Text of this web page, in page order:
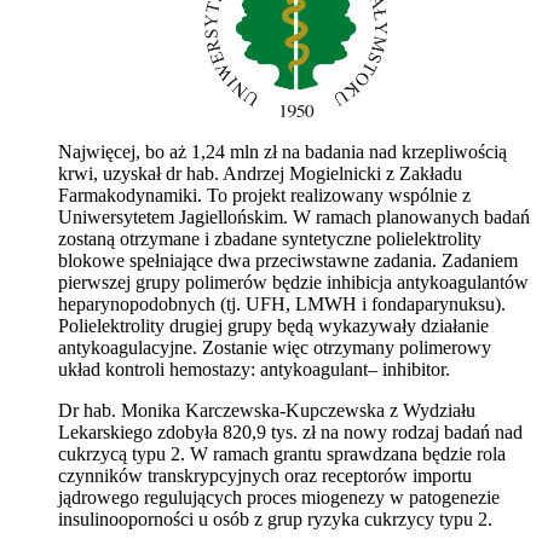
Najwięcej, bo aż 1,24 mln zł na badania nad krzepliwością
krwi, uzyskał dr hab. Andrzej Mogielnicki z Zakładu
Farmakodynamiki. To projekt realizowany wspólnie z
Uniwersytetem Jagiellońskim. W ramach planowanych badań
zostaną otrzymane i zbadane syntetyczne polielektrolity
blokowe spełniające dwa przeciwstawne zadania. Zadaniem
pierwszej grupy polimerów będzie inhibicja antykoagulantów
heparynopodobnych (tj. UFH, LMWH i fondaparynuksu).
Polielektrolity drugiej grupy będą wykazywały działanie
antykoagulacyjne. Zostanie więc otrzymany polimerowy
układ kontroli hemostazy: antykoagulant– inhibitor.
Dr hab. Monika Karczewska-Kupczewska z Wydziału
Lekarskiego zdobyła 820,9 tys. zł na nowy rodzaj badań nad
cukrzycą typu 2. W ramach grantu sprawdzana będzie rola
czynników transkrypcyjnych oraz receptorów importu
jądrowego regulujących proces miogenezy w patogenezie
insulinooporności u osób z grup ryzyka cukrzycy typu 2.